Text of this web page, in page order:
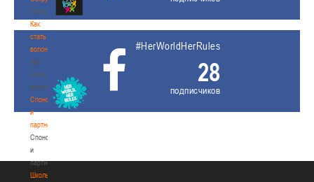
Сотрудничество
Как
стать
волонтером
Как
стать
волонтером
Спонсоры
и
партнеры
Спонсоры
и
партнеры
Школы
#HerWorldHerRules
28
подписчиков